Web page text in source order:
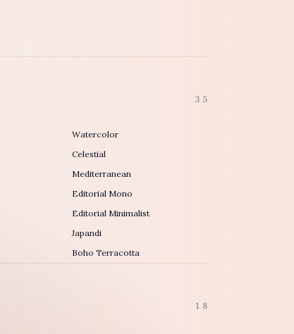
35
Watercolor
Celestial
Mediterranean
Editorial Mono
Editorial Minimalist
Japandi
Boho Terracotta
18